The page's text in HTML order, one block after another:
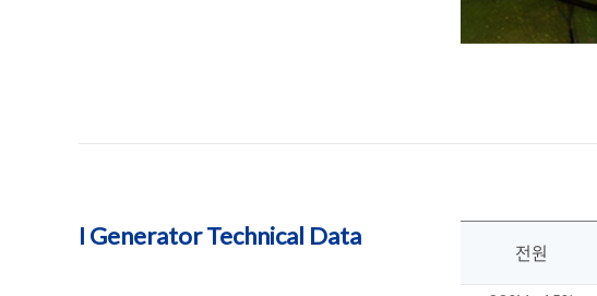
I Generator Technical Data
전원